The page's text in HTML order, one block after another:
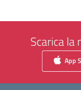
Scarica
App